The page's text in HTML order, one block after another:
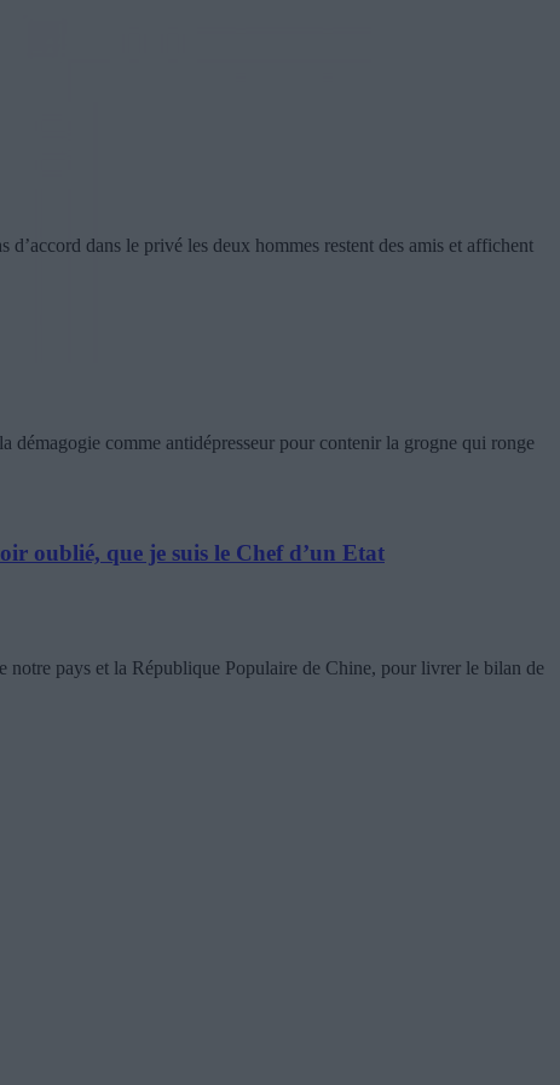
dans le privé les deux hommes restent des amis et affichent
comme antidépresseur pour contenir la grogne qui ronge
oublié, que je suis le Chef d’un Etat
notre pays et la République Populaire de Chine, pour livrer le bilan de